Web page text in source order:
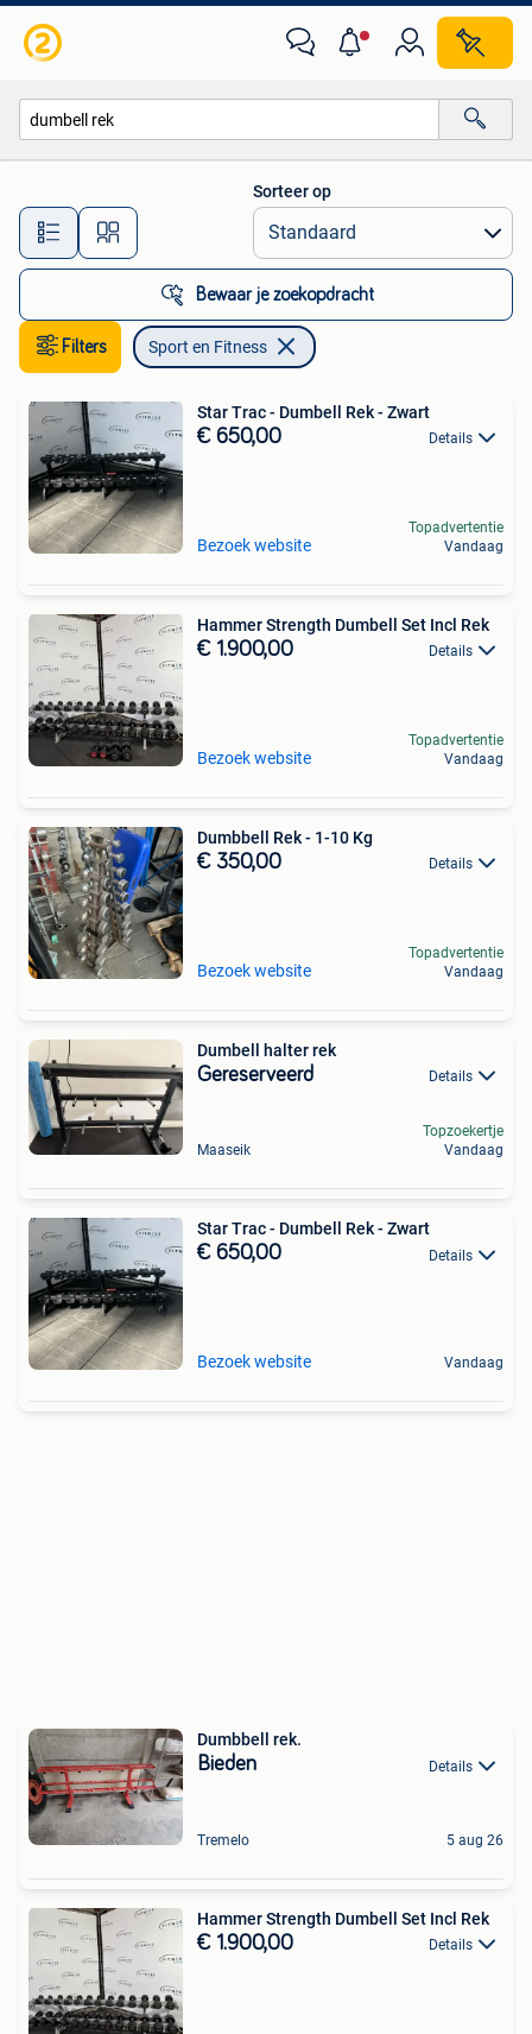
Alle afstanden…
Sorteer op
Bewaar je zoekopdracht
Filters Sport en Fitness
Star Trac - Dumbell Rek - Zwart
€ 650,00 Details
Bezoek website
Topadvertentie
Vandaag
Hammer Strength Dumbell Set Incl Rek
€ 1.900,00 Details
Bezoek website
Topadvertentie
Vandaag
Dumbbell Rek - 1-10 Kg
€ 350,00 Details
Bezoek website
Topadvertentie
Vandaag
Dumbell halter rek
Gereserveerd Details
Maaseik
Topzoekertje
Vandaag
Star Trac - Dumbell Rek - Zwart
€ 650,00 Details
Bezoek website Vandaag
Dumbbell rek.
Bieden Details
Tremelo 5 aug 26
Hammer Strength Dumbell Set Incl Rek
€ 1.900,00 Details